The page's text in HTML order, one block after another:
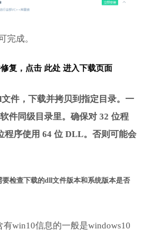
完成。
复， 点击 此处 进入下载页面
件，下载并拷贝到指定目录。一
件同级目录里。确保对 32 位程
程序使用 64 位 DLL。否则可能会
检查下载的dll文件版本和系统版本是否
win10信息的一般是windows10